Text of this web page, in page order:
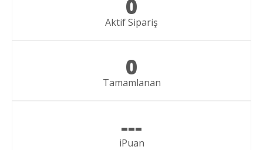
0
Aktif Sipariş
0
Tamamlanan
---
iPuan